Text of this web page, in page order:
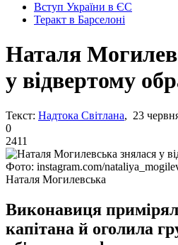
Вступ України в ЄС
Теракт в Барселоні
Наталя
у відвертому
Текст: Надтока Світлана, 23
0
2411
Фото: instagram.com/
Наталя Могилевська
Виконавиця
капітана й оголила